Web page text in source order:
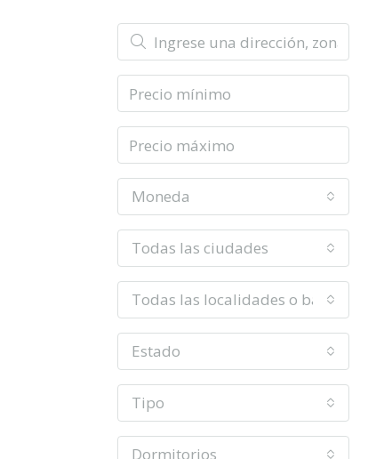
Moneda
Todas las ciudades
Todas las localidades o barrios
Estado
Tipo
Dormitorios